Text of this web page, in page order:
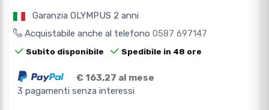
Garanzia OLYMPUS 2 anni
Acquistabile anche al telefono 0587 697147
Subito disponibile Spedibile in 48 ore
€ 163,27 al mese
3 pagamenti senza interessi